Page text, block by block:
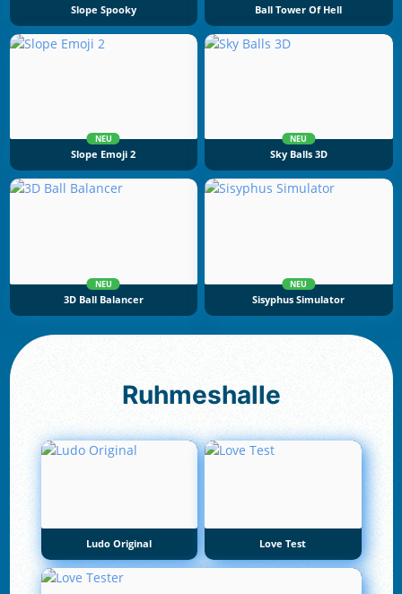
Slope Spooky Ball Tower Of Hell
NEU
Slope Emoji 2
NEU
Sky Balls 3D
NEU
3D Ball Balancer
NEU
Sisyphus Simulator
Ruhmeshalle
Ludo Original Love Test